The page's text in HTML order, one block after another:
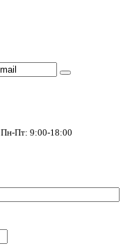
Пн-Пт: 9:00-18:00